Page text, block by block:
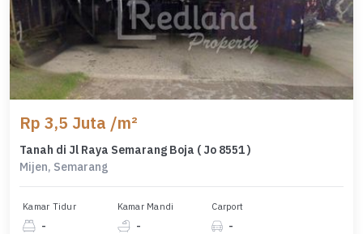
Rp 3,5 Juta /m²
Tanah di Jl Raya Semarang Boja ( Jo 8551 )
Mijen, Semarang
Kamar Tidur
-
Kamar Mandi
-
Carport
-